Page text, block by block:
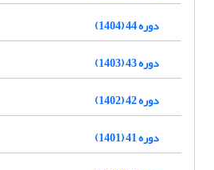
دوره 44 (1404)
دوره 43 (1403)
دوره 42 (1402)
دوره 41 (1401)